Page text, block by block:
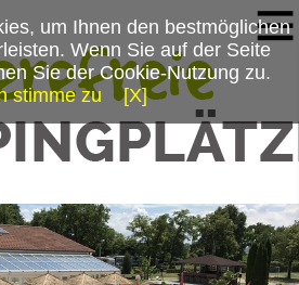
um Ihnen den bestmöglichen
Wenn Sie auf der Seite
Sie der Cookie-Nutzung zu.
stimme zu
[X]